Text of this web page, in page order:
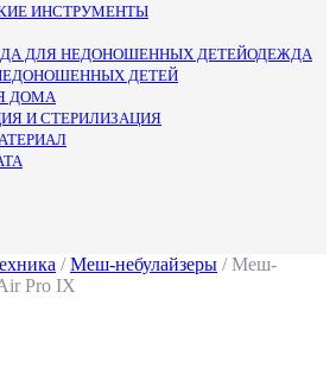
ИНСТРУМЕНТЫ
ДЛЯ НЕДОНОШЕННЫХ ДЕТЕЙОДЕЖДА
ДЕТЕЙ
ДОМА
И СТЕРИЛИЗАЦИЯ
/Меш-небулайзеры / Меш-
Pro IX